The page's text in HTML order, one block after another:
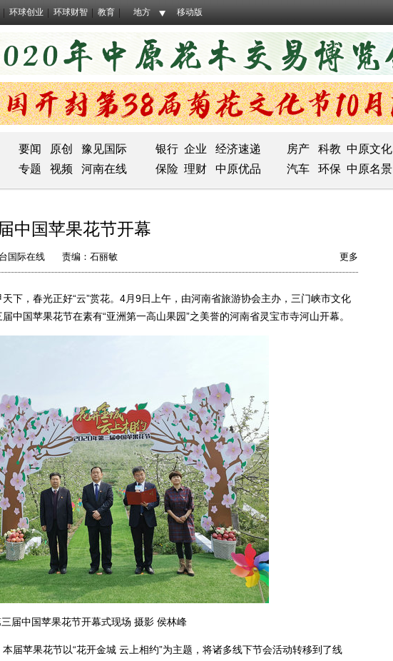
环球创业 环球财智 教育 地方 移动版
要闻 原创 豫见国际 银行 企业 经济速递 房产 科教 中原文化
专题
视频 河南在线 保险 理财 中原优品 汽车 环保 中原名景
中国苹果花节开幕
国际在线 责编：石丽敏 更多
，春光正好“云”赏花。4月9日上午，由河南省旅游协会主办，三门峡市文化
中国苹果花节在素有“亚洲第一高山果园”之美誉的河南省灵宝市寺河山开幕。
届中国苹果花节开幕式现场 摄影 侯林峰
苹果花节以“花开金城 云上相约”为主题，将诸多线下节会活动转移到了线